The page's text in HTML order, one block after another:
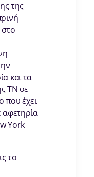
της
και τα
ΤΝ σε
που έχει
αφετηρία
York
το